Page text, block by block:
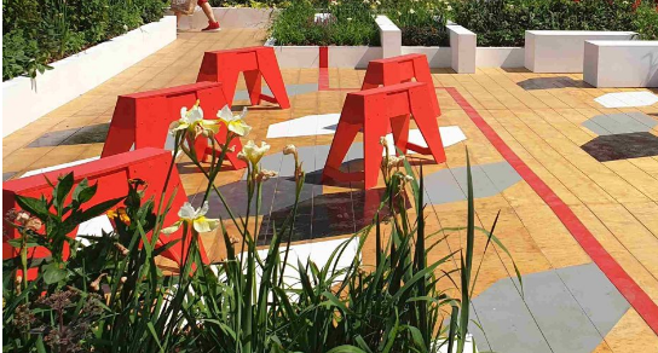
КонфиденциальностьиУсловия использования
ПРИКРЕПИТЕ РЕЗЮМЕ ИЛИ УКАЖИТЕ ССЫЛКУ
Загрузить файл